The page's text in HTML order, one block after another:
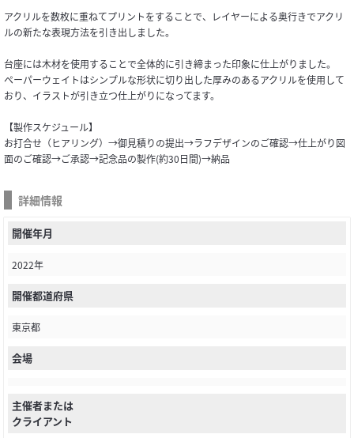
アクリルを数枚に重ねてプリントをすることで、レイヤーによる奥行きでアクリ
ルの新たな表現方法を引き出しました。
台座には木材を使用することで全体的に引き締まった印象に仕上がりました。
ペーパーウェイトはシンプルな形状に切り出した厚みのあるアクリルを使用して
おり、イラストが引き立つ仕上がりになってます。
【製作スケジュール】
お打合せ（ヒアリング）→御見積りの提出→ラフデザインのご確認→仕上がり図
面のご確認→ご承認→記念品の製作(約30日間)→納品
詳細情報
開催年月
2022年
開催都道府県
東京都
会場
主催者または
クライアント